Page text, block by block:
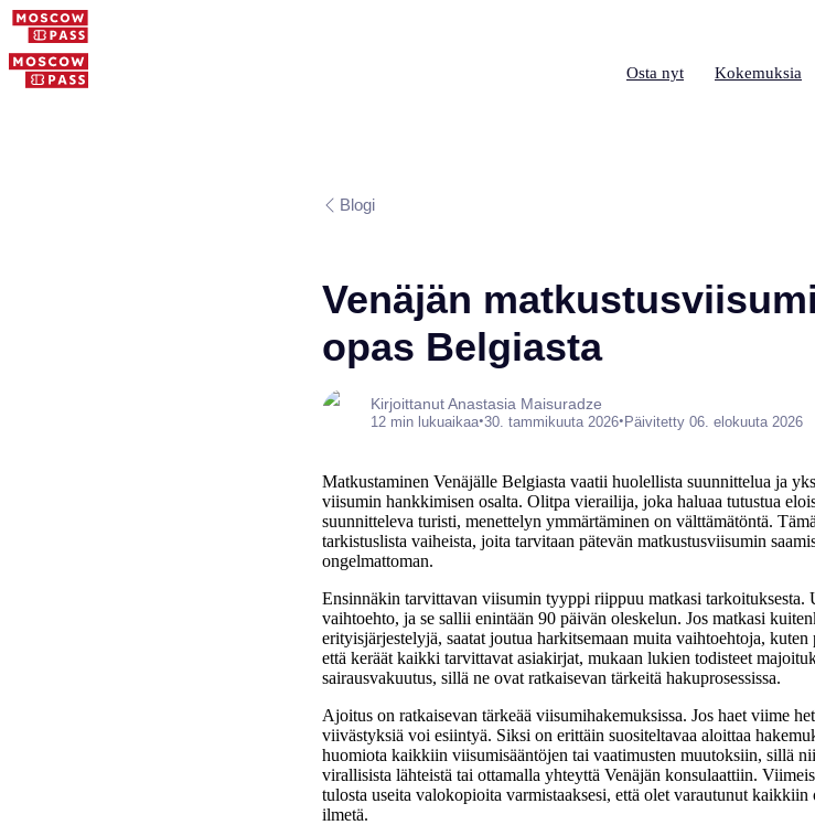
Osta nyt Kokemuksia
Blogi
Venäjän
opas Belgiasta
Kirjoittanut Anastasia Maisuradze
12 min lukuaikaa•30. tammikuuta 2026•Päivitetty 06. elokuuta 2026
Matkustaminen Venäjälle Belgiasta vaatii huolellista suunnittelua ja
viisumin hankkimisen osalta. Olitpa vierailija, joka haluaa tutustua
suunnitteleva turisti, menettelyn ymmärtäminen on välttämätöntä.
tarkistuslista vaiheista, joita tarvitaan pätevän matkustusviisumin
ongelmattoman.
Ensinnäkin tarvittavan viisumin tyyppi riippuu matkasi
vaihtoehto, ja se sallii enintään 90 päivän oleskelun. Jos matkasi
erityisjärjestelyjä, saatat joutua harkitsemaan muita vaihtoehtoja,
että keräät kaikki tarvittavat asiakirjat, mukaan lukien todisteet
sairausvakuutus, sillä ne ovat ratkaisevan tärkeitä hakuprosessissa.
Ajoitus on ratkaisevan tärkeää viisumihakemuksissa. Jos haet viime
viivästyksiä voi esiintyä. Siksi on erittäin suositeltavaa aloittaa
huomiota kaikkiin viisumisääntöjen tai vaatimusten muutoksiin, sillä
virallisista lähteistä tai ottamalla yhteyttä Venäjän konsulaattiin.
tulosta useita valokopioita varmistaaksesi, että olet varautunut
ilmetä.